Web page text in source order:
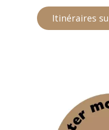
Itinéraires